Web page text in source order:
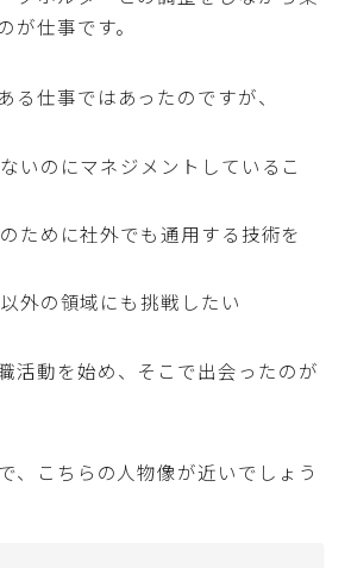
が仕事です。
る仕事ではあったのですが、
いのにマネジメントしているこ
ために社外でも通用する技術を
外の領域にも挑戦したい
活動を始め、そこで出会ったのが
、こちらの人物像が近いでしょう